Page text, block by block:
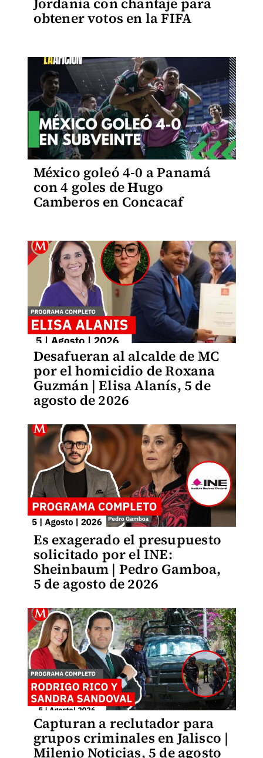
obtener votos en la FIFA
México goleó 4-0 a Panamá
con 4 goles de Hugo
Camberos en Concacaf
Desafueran al alcalde de MC
por el homicidio de Roxana
Guzmán | Elisa Alanís, 5 de
agosto de 2026
Es exagerado el presupuesto
solicitado por el INE:
Sheinbaum | Pedro Gamboa,
5 de agosto de 2026
Capturan a reclutador para
grupos criminales en Jalisco |
Milenio Noticias, 5 de agosto